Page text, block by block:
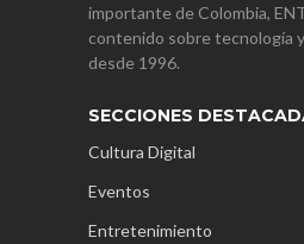
importante de Colombia,
contenido sobre tecnología
desde 1996.
SECCIONES
Cultura Digital
Eventos
Entretenimiento